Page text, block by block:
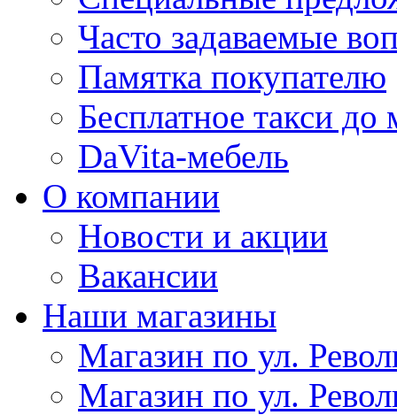
Часто задаваемые
Памятка покупателю
Бесплатное такси до
DaVita-мебель
О компании
Новости и акции
Вакансии
Наши магазины
Магазин по ул.
Магазин по ул.